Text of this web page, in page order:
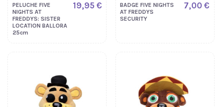
PELUCHE FIVE
NIGHTS AT
FREDDYS: SISTER
LOCATION BALLORA
25cm
19,95 €
BADGE FIVE NIGHTS
AT FREDDYS
SECURITY
7,00 €